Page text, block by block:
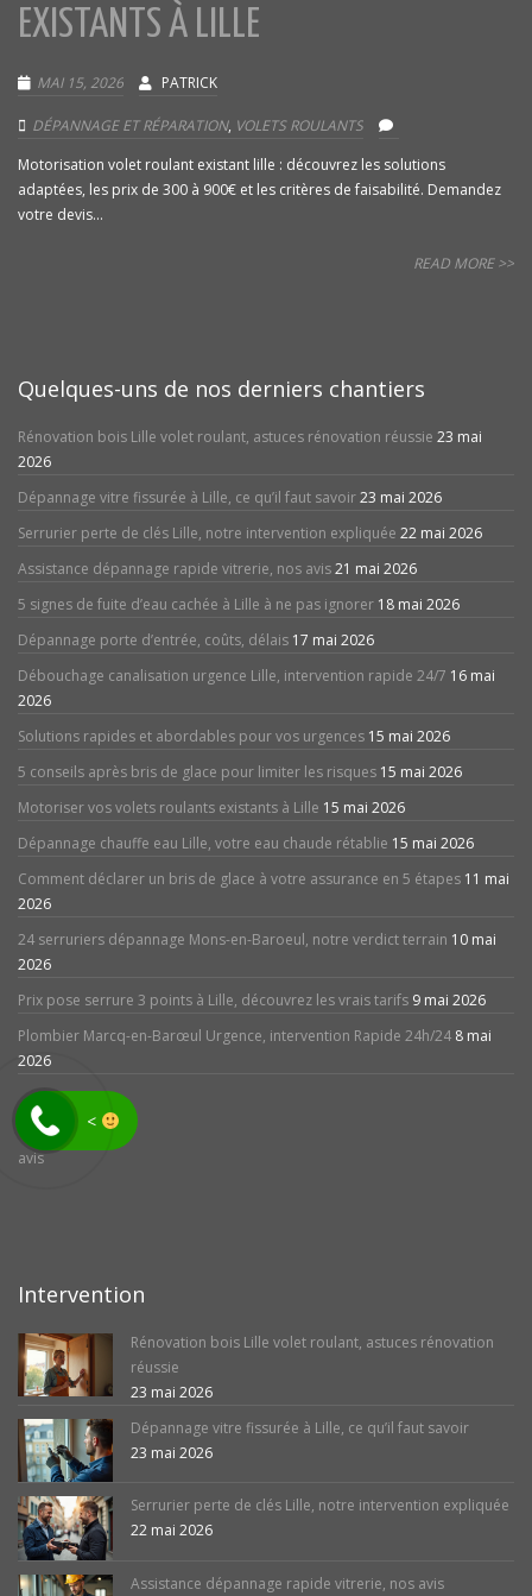
EXISTANTS À LILLE
MAI 15, 2026 PATRICK
DÉPANNAGE ET RÉPARATION, VOLETS ROULANTS
Motorisation volet roulant existant lille : découvrez les solutions
adaptées, les prix de 300 à 900€ et les critères de faisabilité. Demandez
votre devis...
READ MORE >>
Quelques-uns de nos derniers chantiers
Rénovation bois Lille volet roulant, astuces rénovation réussie 23 mai
2026
Dépannage vitre fissurée à Lille, ce qu’il faut savoir23 mai 2026
Serrurier perte de clés Lille, notre intervention expliquée 22 mai 2026
Assistance dépannage rapide vitrerie, nos avis21 mai 2026
5 signes de fuite d’eau cachée à Lille à ne pas ignorer 18 mai 2026
Dépannage porte d’entrée, coûts, délais 17 mai 2026
Débouchage canalisation urgence Lille, intervention rapide 24/7 16 mai
2026
Solutions rapides et abordables pour vos urgences 15 mai 2026
5 conseils après bris de glace pour limiter les risques 15 mai 2026
Motoriser vos volets roulants existants à Lille 15 mai 2026
Dépannage chauffe eau Lille, votre eau chaude rétablie 15 mai 2026
Comment déclarer un bris de glace à votre assurance en 5 étapes 11 mai
2026
24 serruriers dépannage Mons-en-Baroeul, notre verdict terrain 10 mai
2026
Prix pose serrure 3 points à Lille, découvrez les vrais tarifs 9 mai 2026
Plombier Marcq-en-Barœul Urgence, intervention Rapide 24h/24 8 mai
2026
avis
Intervention
Rénovation bois Lille volet roulant, astuces rénovation
réussie
23 mai 2026
Dépannage vitre fissurée à Lille, ce qu’il faut savoir
23 mai 2026
Serrurier perte de clés Lille, notre intervention expliquée
22 mai 2026
Assistance dépannage rapide vitrerie, nos avis
<